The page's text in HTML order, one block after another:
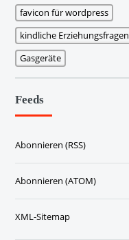
favicon für wordpress
kindliche Erziehungsfragen
Gasgeräte
Feeds
Abonnieren (RSS)
Abonnieren (ATOM)
XML-Sitemap